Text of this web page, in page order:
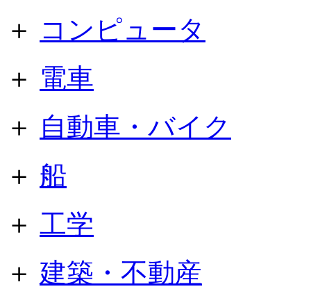
＋ コンピュータ
＋ 電車
＋ 自動車・バイク
＋ 船
＋ 工学
＋ 建築・不動産